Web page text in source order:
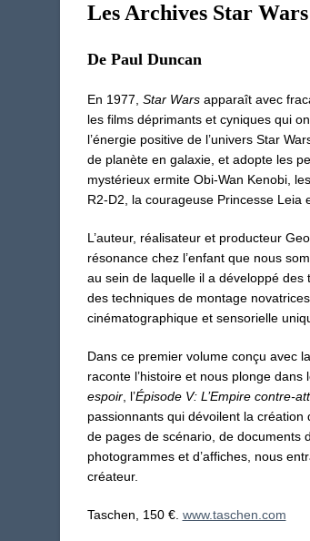
Les Archives Star
De Paul Duncan
En 1977, Star Warsapparaît avec
les films déprimants et cyniques qui
l’énergie positive de l’univers Star
de planète en galaxie, et adopte les
mystérieux ermite Obi-Wan Kenobi,
R2-D2, la courageuse Princesse Leia
L’auteur, réalisateur et producteur
résonance chez l’enfant que nous
au sein de laquelle il a développé des
des techniques de montage
cinématographique et sensorielle
Dans ce premier volume conçu avec
raconte l’histoire et nous plonge
espoir, l’Épisode V: L’Empire contre-
passionnants qui dévoilent la
de pages de scénario, de documents
photogrammes et d’affiches, nous
créateur.
Taschen, 150 €. www.taschen.com